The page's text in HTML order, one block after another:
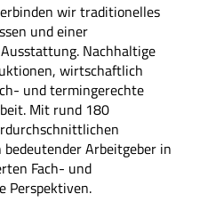
wir traditionelles
und einer
Nachhaltige
wirtschaftlich
und termingerechte
Mit rund 180
Arbeitgeber in
Fach- und
Perspektiven.